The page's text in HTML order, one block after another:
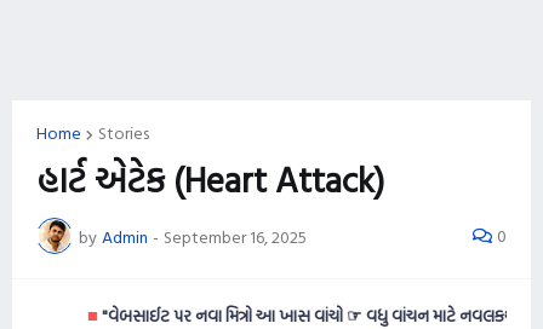
Home Stories
હાર્ટ એટેક (Heart Attack)
byAdmin - September 16, 2025 0
"વેબસાઈટ પર નવા મિત્રો આ ખાસ વાંચો ☞ વધુ વાંચન માટે નવલકથાઓ